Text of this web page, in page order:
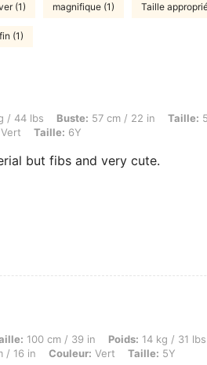
(1) magnifique (1) Taille
(1)
Buste: 57 cm / 22 in, Taille: 55 cm / 22 in,
/ 44 lbs Buste: 57 cm / 22 in Taille:
Vert Taille: 6Y
but fibs and very cute.
cm / 39 in, Poids: 14 kg / 31 lbs, Hanches:
100 cm / 39 in Poids: 14 kg / 31 lbs
/ 16 in Couleur: Vert Taille: 5Y